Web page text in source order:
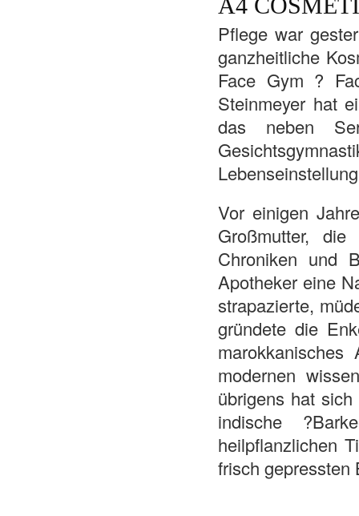
A4
Pflege war
ganzheitliche
Face Gym ?
Steinmeyer hat
das neben
Vor einigen
Großmutter,
Chroniken und
Apotheker eine
strapazierte,
gründete die
modernen
übrigens hat
indische
heilpflanzlichen
frisch gepressten